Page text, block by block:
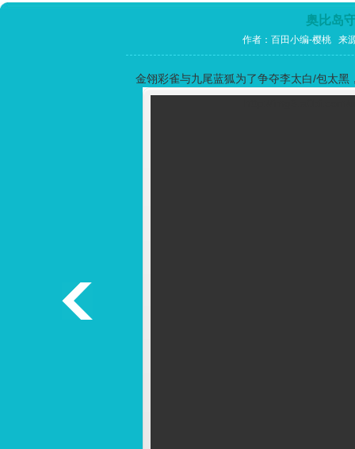
奥比岛
作者：百田小编-樱桃 来
金翎彩雀与九尾蓝狐为了争夺李太白/包太黑